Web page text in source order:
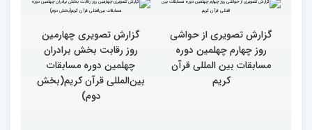
گزارش تصویری از حواشی
روز چهارم چهلمین دوره
مسابقات بین المللی قرآن
کریم
گزارش تصویری چهارمین
روز رقابت بخش برادران
چهلمین دوره مسابقات
بین‌المللی قرآن کریم(بخش
دوم)